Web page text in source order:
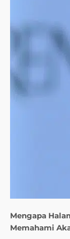
Mengapa
Memahami